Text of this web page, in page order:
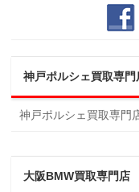
神戸ポルシェ買取専門
神戸ポルシェ買取専門
大阪BMW買取専門店